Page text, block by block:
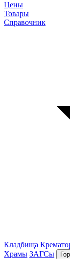
Цены
Товары
Справочник
Кладбища
Храмы ЗАГСы